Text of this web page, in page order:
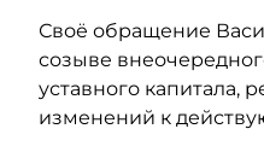
Своё обращение
созыве
уставного капитала,
изменений к